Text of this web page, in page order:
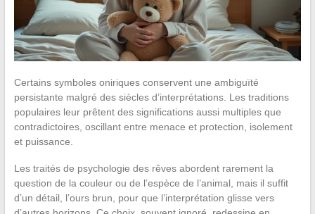
Certains symboles oniriques conservent une ambiguïté
persistante malgré des siècles d’interprétations. Les traditions
populaires leur prêtent des significations aussi multiples que
contradictoires, oscillant entre menace et protection, isolement
et puissance.
Les traités de psychologie des rêves abordent rarement la
question de la couleur ou de l’espèce de l’animal, mais il suffit
d’un détail, l’ours brun, pour que l’interprétation glisse vers